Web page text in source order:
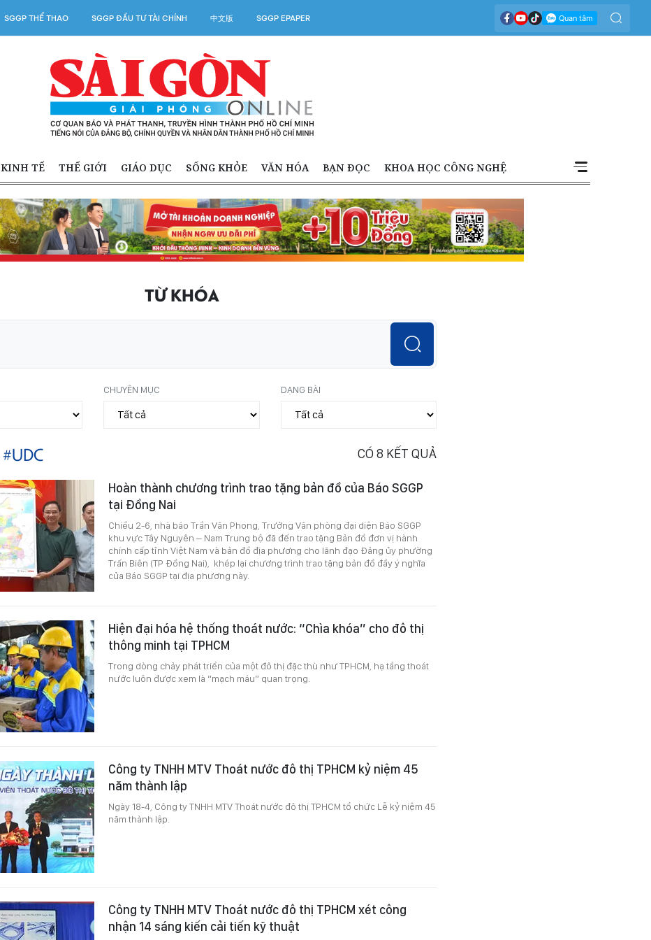
SGGP THỂ THAO SGGP ĐẦU TƯ TÀI CHÍNH 中文版 SGGP EPAPER
KINH TẾ THẾ GIỚI GIÁO DỤC SỐNG KHỎE VĂN HÓA BẠN ĐỌC KHOA HỌC CÔNG NGHỆ
TỪ KHÓA
CHUYÊN MỤC DẠNG BÀI
#UDC CÓ 8 KẾT QUẢ
Hoàn thành chương trình trao tặng bản đồ của Báo SGGP
tại Đồng Nai
Chiều 2-6, nhà báo Trần Văn Phong, Trưởng Văn phòng đại diện Báo SGGP
khu vực Tây Nguyên – Nam Trung bộ đã đến trao tặng Bản đồ đơn vị hành
chính cấp tỉnh Việt Nam và bản đồ địa phương cho lãnh đạo Đảng ủy phường
Trấn Biên (TP Đồng Nai), khép lại chương trình trao tặng bản đồ đầy ý nghĩa
của Báo SGGP tại địa phương này.
Hiện đại hóa hệ thống thoát nước: “Chìa khóa” cho đô thị
thông minh tại TPHCM
Trong dòng chảy phát triển của một đô thị đặc thù như TPHCM, hạ tầng thoát
nước luôn được xem là “mạch máu” quan trọng.
Công ty TNHH MTV Thoát nước đô thị TPHCM kỷ niệm 45
năm thành lập
Ngày 18-4, Công ty TNHH MTV Thoát nước đô thị TPHCM tổ chức Lễ kỷ niệm 45
năm thành lập.
Công ty TNHH MTV Thoát nước đô thị TPHCM xét công
nhận 14 sáng kiến cải tiến kỹ thuật